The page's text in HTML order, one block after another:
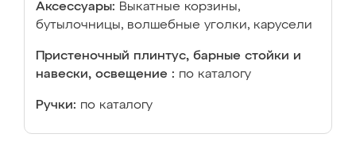
Аксессуары: Выкатные корзины,
бутылочницы, волшебные уголки, карусели
Пристеночный плинтус, барные стойки и
навески, освещение : по каталогу
Ручки: по каталогу